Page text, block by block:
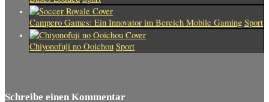
Campero Games: Ein Innovator im Bereich Mobile Gaming Sport
Chiyonofuji no Ooichou Sport
Schreibe einen Kommentar